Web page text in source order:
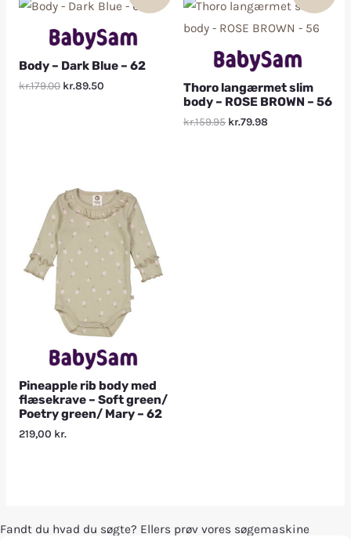
Body – Dark Blue – 62
kr.179.00 kr.89.50
Thoro langærmet slim
body – ROSE BROWN – 56
kr.159.95 kr.79.98
Pineapple rib body med
flæsekrave – Soft green/
Poetry green/ Mary – 62
219,00 kr.
Fandt du hvad du søgte? Ellers prøv vores søgemaskine